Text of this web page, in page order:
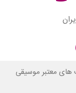
معتبر موسیقی